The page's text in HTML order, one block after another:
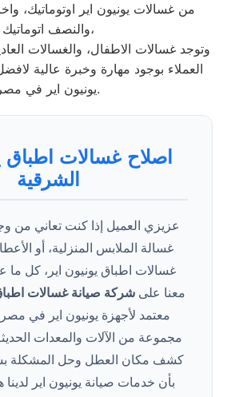
من غسالات يونيون اير اوتوماتيك،
والنصف اتوماتيك،
وتوجد غسالات الاطفال، والغسالات
العملاء بوجود مهارة وخبرة عالية
يونيون اير في مصر.
اصلاح غسالات اطباق
الشرقية
عزيزي العميل إذا كنت تعاني
غسالة الملابس المنزلية، أو
غسالات اطباق يونيون اير، كل ما
معنا على شركة صيانة غسالات اطباق
معتمد لأجهزة يونيون اير في مصر.
مجموعة من الآلات والمعدات
كشف مكان العطل وحل المشكلة
بأن خدمات صيانة يونيون اير